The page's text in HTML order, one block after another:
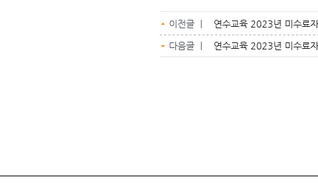
이전글 | 연수교육 2023년 미수료
다음글 | 연수교육 2023년 미수료